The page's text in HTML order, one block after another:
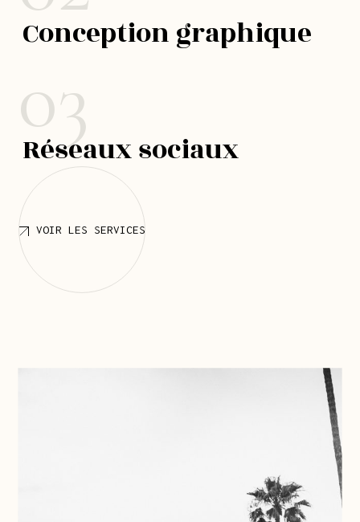
Conception graphique
03
Réseaux sociaux
VOIR LES SERVICES